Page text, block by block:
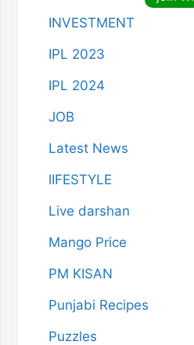
INVESTMENT
IPL 2023
IPL 2024
JOB
Latest News
lIFESTYLE
Live darshan
Mango Price
PM KISAN
Punjabi Recipes
Puzzles